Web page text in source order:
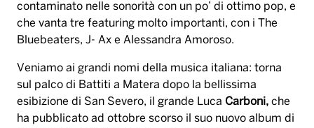
contaminato nelle sonorità con un po’ di ottimo pop, e
che vanta tre featuring molto importanti, con i The
Bluebeaters, J- Ax e Alessandra Amoroso.
Veniamo ai grandi nomi della musica italiana: torna
sul palco di Battiti a Matera dopo la bellissima
esibizione di San Severo, il grande Luca Carboni, che
ha pubblicato ad ottobre scorso il suo nuovo album di